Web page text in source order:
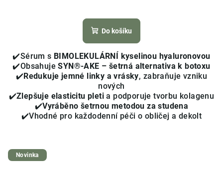
hodnocení
produktu
z
5
hvězdiček.
Do košíku
✔️Sérum s BIMOLEKULÁRNÍ kyselinou hyaluronovou
✔️ObsahujeSYN®-AKE – šetrná alternativa k botoxu
✔️Redukuje jemné linky a vrásky, zabraňuje vzniku
nových
✔️Zlepšuje elasticitu pleti a podporuje tvorbu kolagenu
✔️Vyráběno šetrnou metodou za studena
✔️Vhodné pro každodenní péči o obličej a dekolt
Novinka